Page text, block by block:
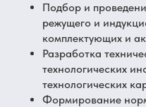
Подбор и
режущего и
комплектующих и
Разработка
технологических
технологических
Формирование